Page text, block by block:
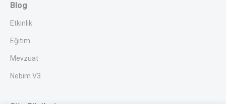
Blog
Etkinlik
Eğitim
Mevzuat
Nebim V3